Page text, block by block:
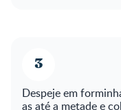
Despeje em
as até a metade e